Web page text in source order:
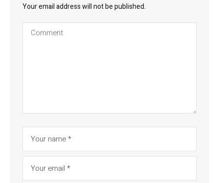
Your email address will not be published.